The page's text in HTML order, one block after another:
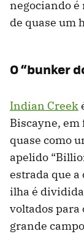
negociando
de quase um
O “bunker
Indian Creek
Biscayne,
quase como
apelido
estrada que a
ilha é
voltados para
grande